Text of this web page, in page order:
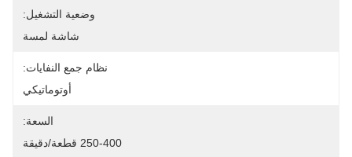
وضعية التشغيل:
شاشة لمسة
نظام جمع النفايات:
أوتوماتيكي
السعة:
250-400 قطعة/دقيقة